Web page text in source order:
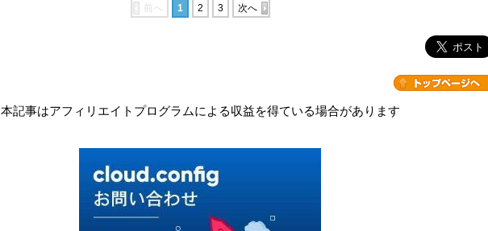
前へ 1 2 3 次へ
本記事はアフィリエイトプログラムによる収益を得ている場合があります